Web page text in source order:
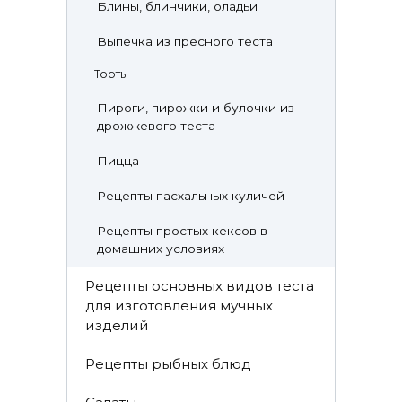
Блины, блинчики, оладьи
Выпечка из пресного теста
Торты
Пироги, пирожки и булочки из
дрожжевого теста
Пицца
Рецепты пасхальных куличей
Рецепты простых кексов в
домашних условиях
Рецепты основных видов теста
для изготовления мучных
изделий
Рецепты рыбных блюд